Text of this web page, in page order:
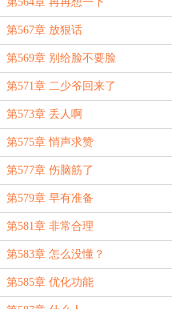
第567章 放狠话
第569章 别给脸不要脸
第571章 二少爷回来了
第573章 丢人啊
第575章 悄声求赞
第577章 伤脑筋了
第579章 早有准备
第581章 非常合理
第583章 怎么没懂？
第585章 优化功能